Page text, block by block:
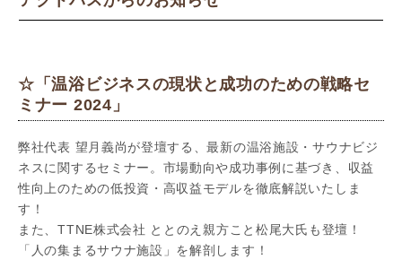
☆「温浴ビジネスの現状と成功のための戦略セ
ミナー 2024」
弊社代表 望月義尚が登壇する、最新の温浴施設・サウナビジ
ネスに関するセミナー。市場動向や成功事例に基づき、収益
性向上のための低投資・高収益モデルを徹底解説いたしま
す！
また、TTNE株式会社 ととのえ親方こと松尾大氏も登壇！
「人の集まるサウナ施設」を解剖します！